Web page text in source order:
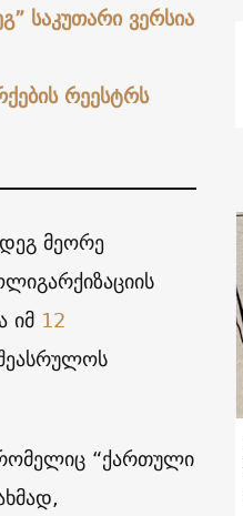
საკუთარი ვერსია
რეესტრს
მეორე
იმ 12
რომელიც “ქართული